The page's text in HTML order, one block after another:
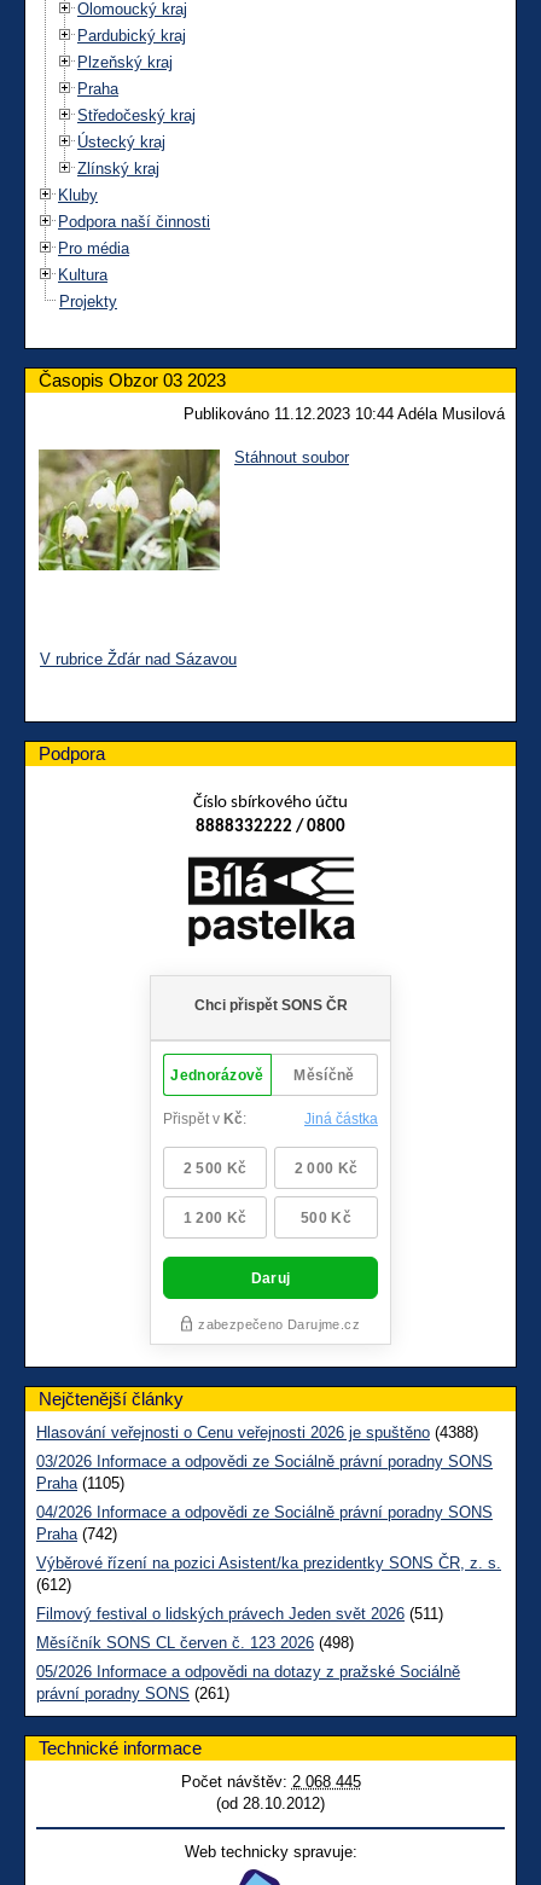
Olomoucký kraj
Pardubický kraj
Plzeňský kraj
Praha
Středočeský kraj
Ústecký kraj
Zlínský kraj
Kluby
Podpora naší činnosti
Pro média
Kultura
Projekty
Časopis Obzor 03 2023
Publikováno 11.12.2023 10:44 Adéla Musilová
Stáhnout soubor
V rubrice Žďár nad Sázavou
Podpora
Číslo sbírkového účtu
8888332222 / 0800
Nejčtenější články
Hlasování veřejnosti o Cenu veřejnosti 2026 je spuštěno (4388)
03/2026 Informace a odpovědi ze Sociálně právní poradny SONS
Praha(1105)
04/2026 Informace a odpovědi ze Sociálně právní poradny SONS
Praha(742)
Výběrové řízení na pozici Asistent/ka prezidentky SONS ČR, z. s.
(612)
Filmový festival o lidských právech Jeden svět 2026 (511)
Měsíčník SONS CL červen č. 123 2026 (498)
05/2026 Informace a odpovědi na dotazy z pražské Sociálně
právní poradny SONS (261)
Technické informace
Počet návštěv: 2 068 445
(od 28.10.2012)
Web technicky spravuje: